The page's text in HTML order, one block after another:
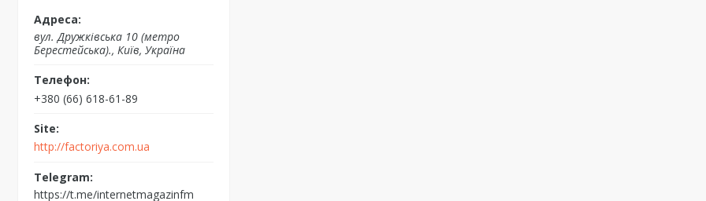
вул. Дружківська 10 (метро
Берестейська)., Київ, Україна
+380 (66) 618-61-89
http://factoriya.com.ua
https://t.me/internetmagazinfm